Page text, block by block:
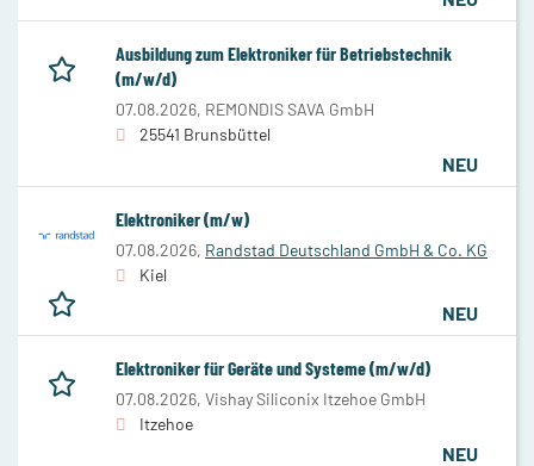
Ausbildung zum Elektroniker für Betriebstechnik
(m/w/d)
07.08.2026, REMONDIS SAVA GmbH
25541 Brunsbüttel
NEU
Elektroniker (m/w)
07.08.2026, Randstad Deutschland GmbH & Co. KG
Kiel
NEU
Elektroniker für Geräte und Systeme (m/w/d)
07.08.2026, Vishay Siliconix Itzehoe GmbH
Itzehoe
NEU